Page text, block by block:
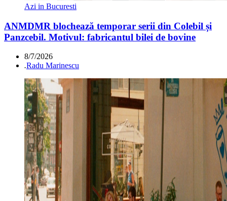
Azi in Bucuresti
ANMDMR blochează temporar serii din Colebil și
Panzcebil. Motivul: fabricantul bilei de bovine
8/7/2026
.Radu Marinescu